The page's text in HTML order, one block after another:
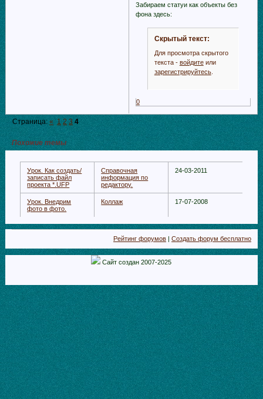
Забираем статуи как объекты без
фона здесь:
Скрытый текст:
Для просмотра скрытого
текста - войдитеили
зарегистрируйтесь.
0
Страница:« 1 2 3 4
Похожие темы
Урок. Как создать/
записать файл
проекта *.UFP
Справочная
информация по
редактору.
24-03-2011
Урок. Внедрим
фото в фото.
Коллаж 17-07-2008
Рейтинг форумов |Создать форум бесплатно
Сайт создан 2007-2025